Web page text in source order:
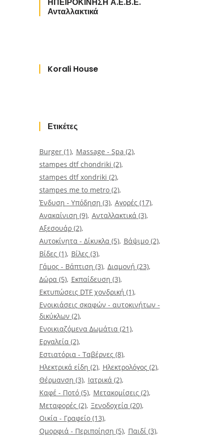
Ανταλλακτικά
Korali House
Ετικέτες
Burger(1) Massage - Spa (2)
stampes dtf chondriki (2)
stampes dtf xondriki (2)
stampes me to metro(2)
Ένδυση - Υπόδηση (3) Αγορές(17)
Ανακαίνιση (9) Ανταλλακτικά (3)
Αξεσουάρ(2)
Αυτοκίνητα - Δίκυκλα (5) Βάψιμο(2)
Βίδες(1) Βίλες(3)
Γάμος - Βάπτιση (3) Διαμονή (23)
Δώρα (5) Εκπαίδευση (3)
Εκτυπώσεις DTF χονδρική (1)
Ενοικιάσεις σκαφών - αυτοκινήτων -
δικύκλων (2)
Ενοικιαζόμενα Δωμάτια (21)
Εργαλεία (2)
Εστιατόρια - Ταβέρνες(8)
Ηλεκτρικά είδη (2) Ηλεκτρολόγος(2)
Θέρμανση (3) Ιατρικά (2)
Καφέ - Ποτό(5) Μετακομίσεις(2)
Μεταφορές(2) Ξενοδοχεία (20)
Οικία - Γραφείο(13)
Ομορφιά - Περιποίηση (5) Παιδί (3)